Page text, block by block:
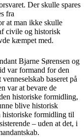
Der skulle spares
fra
at man ikke skulle
civile og historisk
kæmpet med.
Bjarne Sørensen og
var formand for den
baseret på
var at bevare de
historiske formidling,
blive historisk
historiske formidling til
– uden at det, i